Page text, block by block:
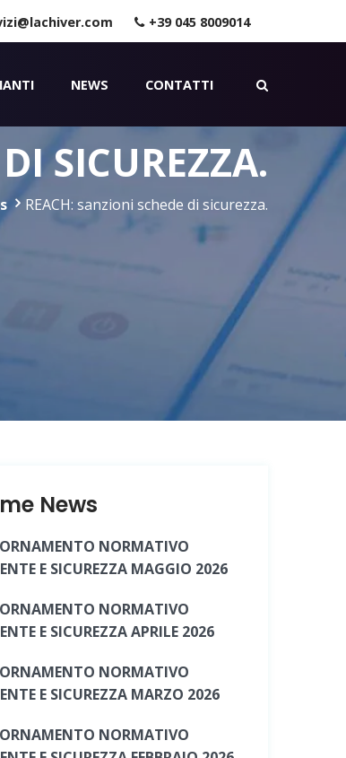
+39 045 8009014
NEWS CONTATTI
SICUREZZA.
REACH: sanzioni schede di sicurezza.
News
NORMATIVO
E SICUREZZA MAGGIO 2026
NORMATIVO
E SICUREZZA APRILE 2026
NORMATIVO
E SICUREZZA MARZO 2026
NORMATIVO